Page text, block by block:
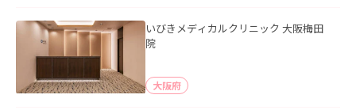
いびきメディカルクリニック 大阪梅田
院
大阪府